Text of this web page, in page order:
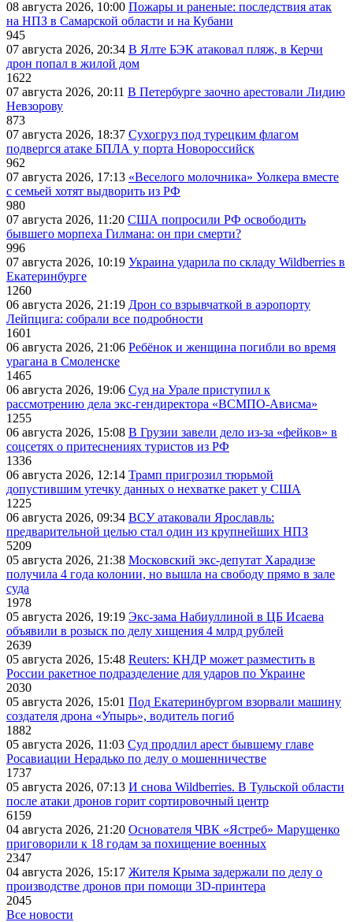
08 августа 2026, 10:00 Пожары и раненые: последствия атак
на НПЗ в Самарской области и на Кубани
945
07 августа 2026, 20:34 В Ялте БЭК атаковал пляж, в Керчи
дрон попал в жилой дом
1622
07 августа 2026, 20:11 В Петербурге заочно арестовали Лидию
Невзорову
873
07 августа 2026, 18:37 Сухогруз под турецким флагом
подвергся атаке БПЛА у порта Новороссийск
962
07 августа 2026, 17:13 «Веселого молочника» Уолкера вместе
с семьей хотят выдворить из РФ
980
07 августа 2026, 11:20 США попросили РФ освободить
бывшего морпеха Гилмана: он при смерти?
996
07 августа 2026, 10:19 Украина ударила по складу Wildberries в
Екатеринбурге
1260
06 августа 2026, 21:19 Дрон со взрывчаткой в аэропорту
Лейпцига: собрали все подробности
1601
06 августа 2026, 21:06 Ребёнок и женщина погибли во время
урагана в Смоленске
1465
06 августа 2026, 19:06 Суд на Урале приступил к
рассмотрению дела экс-гендиректора «ВСМПО-Ависма»
1255
06 августа 2026, 15:08 В Грузии завели дело из-за «фейков» в
соцсетях о притеснениях туристов из РФ
1336
06 августа 2026, 12:14 Трамп пригрозил тюрьмой
допустившим утечку данных о нехватке ракет у США
1225
06 августа 2026, 09:34 ВСУ атаковали Ярославль:
предварительной целью стал один из крупнейших НПЗ
5209
05 августа 2026, 21:38 Московский экс-депутат Харадизе
получила 4 года колонии, но вышла на свободу прямо в зале
суда
1978
05 августа 2026, 19:19 Экс-зама Набиуллиной в ЦБ Исаева
объявили в розыск по делу хищения 4 млрд рублей
2639
05 августа 2026, 15:48 Reuters: КНДР может разместить в
России ракетное подразделение для ударов по Украине
2030
05 августа 2026, 15:01 Под Екатеринбургом взорвали машину
создателя дрона «Упырь», водитель погиб
1882
05 августа 2026, 11:03 Суд продлил арест бывшему главе
Росавиации Нерадько по делу о мошенничестве
1737
05 августа 2026, 07:13 И снова Wildberries. В Тульской области
после атаки дронов горит сортировочный центр
6159
04 августа 2026, 21:20 Основателя ЧВК «Ястреб» Марущенко
приговорили к 18 годам за похищение военных
2347
04 августа 2026, 15:17 Жителя Крыма задержали по делу о
производстве дронов при помощи 3D‑принтера
2045
Все новости